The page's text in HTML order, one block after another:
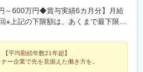
木店ですが現在は新築木造住宅の請
す。年間完工棟数は約250棟で現在
オープンしております。
M&Aを進めております。
て全国売上成長率No.1のビルダーと
ソフトピアジャパンセンター
～600万円◆賞与実績6カ月分】月給
※上記の下限額は、あくまで最下限の
ん
【平均勤続年数21年超】
ー企業で先を見据えた働き方を。